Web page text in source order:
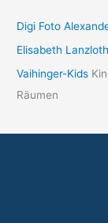
Digi Foto
Elisabeth Lanzloth
Vaihinger-Kids
Räumen